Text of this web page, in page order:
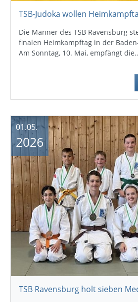
Die Männer des TSB Ravensburg
finalen Heimkampftag in der
Am Sonntag, 10. Mai, empfängt
01.05.
2026